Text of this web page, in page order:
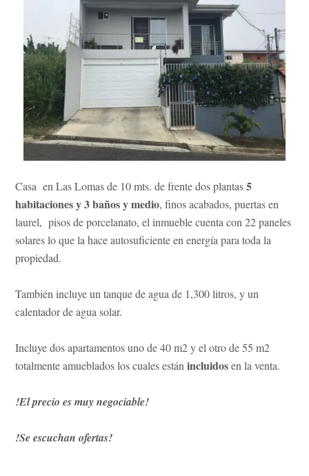
Casa en Las Lomas de 10 mts. de frente dos plantas5
habitaciones y 3 baños y medio, finos acabados, puertas en
laurel, pisos de porcelanato, el inmueble cuenta con 22 paneles
solares lo que la hace autosuficiente en energía para toda la
propiedad.
También incluye un tanque de agua de 1,300 litros, y un
calentador de agua solar.
Incluye dos apartamentos uno de 40 m2 y el otro de 55 m2
totalmente amueblados los cuales están incluidosen la venta.
!El precio es muy negociable!
!Se escuchan ofertas!